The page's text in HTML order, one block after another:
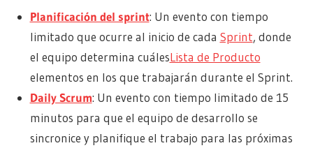
Planificación del sprint: Un evento con tiempo
limitado que ocurre al inicio de cada Sprint, donde
el equipo determina cuálesLista de Producto
elementos en los que trabajarán durante el Sprint.
Daily Scrum: Un evento con tiempo limitado de 15
minutos para que el equipo de desarrollo se
sincronice y planifique el trabajo para las próximas